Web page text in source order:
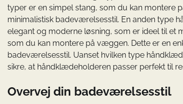
typer er en simpel stang, som du kan montere
minimalistisk badeværelsesstil. En anden type
elegant og moderne løsning, som er ideel til
som du kan montere på væggen. Dette er en
badeværelsesstil. Uanset hvilken type
sikre, at håndklædeholderen passer perfekt til
Overvej din badeværelsesstil